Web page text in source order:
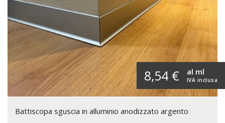
8,54 € IVA inclusa
al ml
Battiscopa sguscia in alluminio anodizzato argento